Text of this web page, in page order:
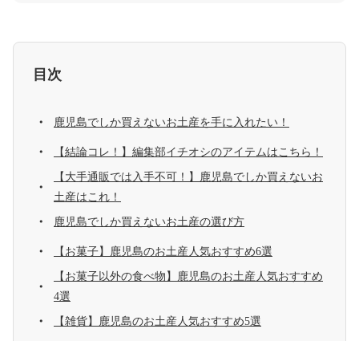
目次
鹿児島でしか買えないお土産を手に入れたい！
【結論コレ！】編集部イチオシのアイテムはこちら！
【大手通販では入手不可！】鹿児島でしか買えないお
土産はこれ！
鹿児島でしか買えないお土産の選び方
【お菓子】鹿児島のお土産人気おすすめ6選
【お菓子以外の食べ物】鹿児島のお土産人気おすすめ
4選
【雑貨】鹿児島のお土産人気おすすめ5選